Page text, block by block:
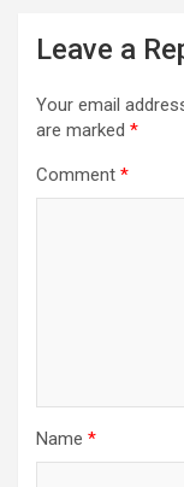
Leave a
Your email
are marked *
Comment *
Name *